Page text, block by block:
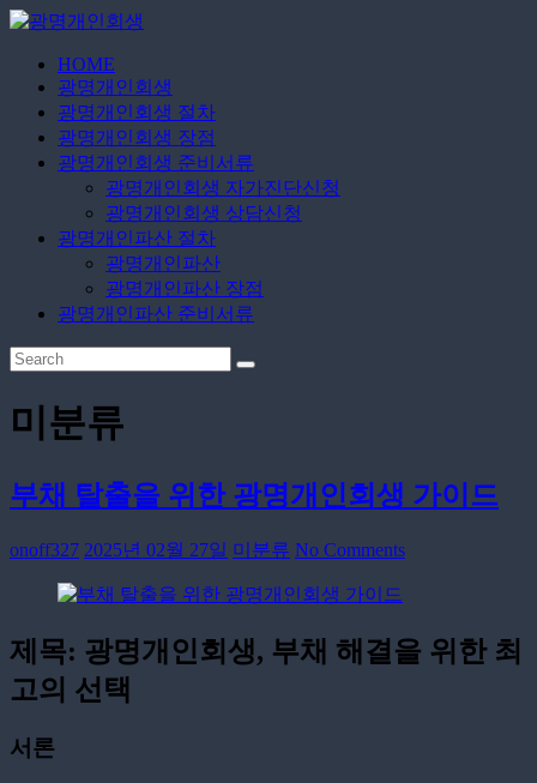
Skip
content
담
신
HOME
광명개인회생
광명개인회생 절차
광명개인회생 장점
광명개인회생 준비서류
광명개인회생 자가진단신청
광명개인회생 상담신청
광명개인파산 절차
광명개인파산
광명개인파산 장점
광명개인파산 준비서류
미분류
부채 탈출을 위한 광명개인회생 가이드
onoff327 2025년 02월 27일 미분류 No Comments
제목: 광명개인회생, 부채 해결을 위한 최
고의 선택
서론